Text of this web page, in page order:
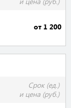
от 1 200
Срок (ед.)
и цена (руб.)